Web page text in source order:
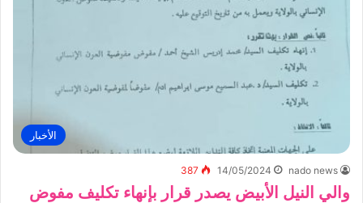
الأخبار
nado news
14/05/2024
387
والي النيل الأبيض يصدر قرار بإنهاء تكليف مفوض